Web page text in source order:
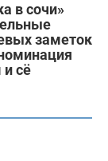
в сочи»
заметок
и сё